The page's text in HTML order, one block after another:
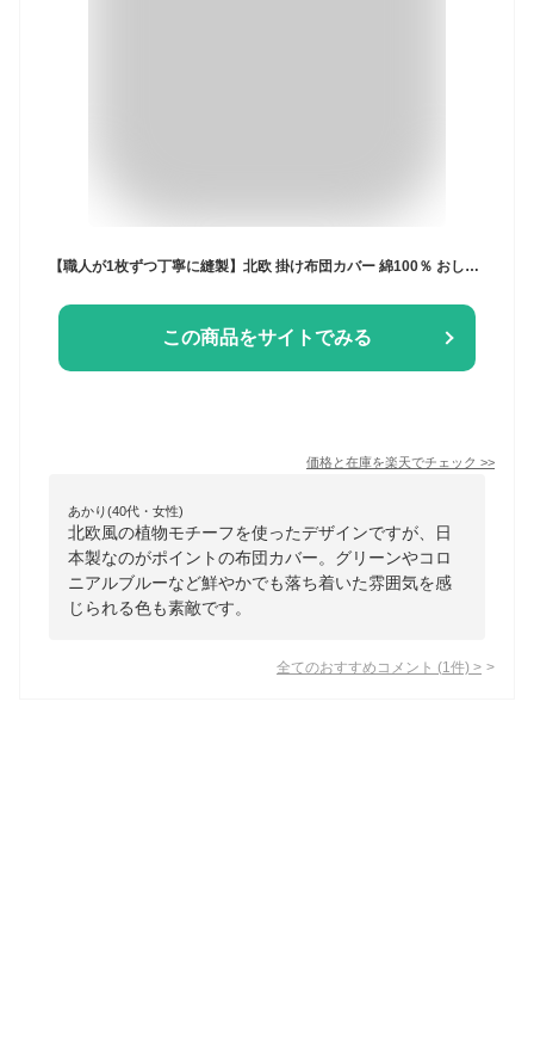
【職人が1枚ずつ丁寧に縫製】北欧 掛け布団カバー 綿100％ おしゃれ シングル ダブル コロニアルブルー グリーン パープル 紫 濃い緑 薄い緑 パステルカラー 両面 かわいい ファスナー 吸湿 吸水 インテリア ガーブカーサ garbcasa 布団カバー 掛けカバー 掛カバー 国産
この商品をサイトでみる
価格と在庫を楽天でチェック >>
あかり(40代・女性)
北欧風の植物モチーフを使ったデザインですが、日
本製なのがポイントの布団カバー。グリーンやコロ
ニアルブルーなど鮮やかでも落ち着いた雰囲気を感
じられる色も素敵です。
全てのおすすめコメント (1 件) >